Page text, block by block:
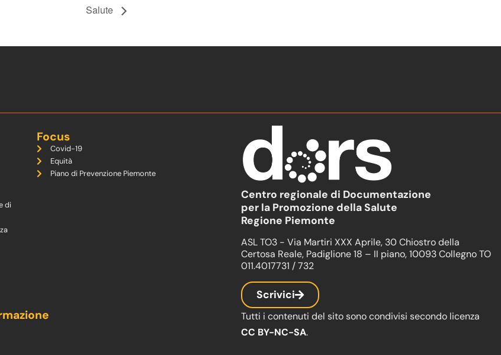
Salute
di
Focus
Covid-19
Equità
Piano di Prevenzione Piemonte
Centro regionale di Documentazione
per la Promozione della Salute
Regione Piemonte
ASL TO3 - Via Martiri XXX Aprile, 30 Chiostro della
Certosa Reale, Padiglione 18 – II piano, 10093 Collegno TO
011.4017731 / 732
Scrivici
Tutti i contenuti del sito sono condivisi secondo licenza
CC BY-NC-SA.